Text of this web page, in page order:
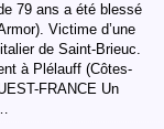
79 ans a été blessé
Victime d’une
de Saint-Brieuc.
à Plélauff (Côtes-
FRANCE Un